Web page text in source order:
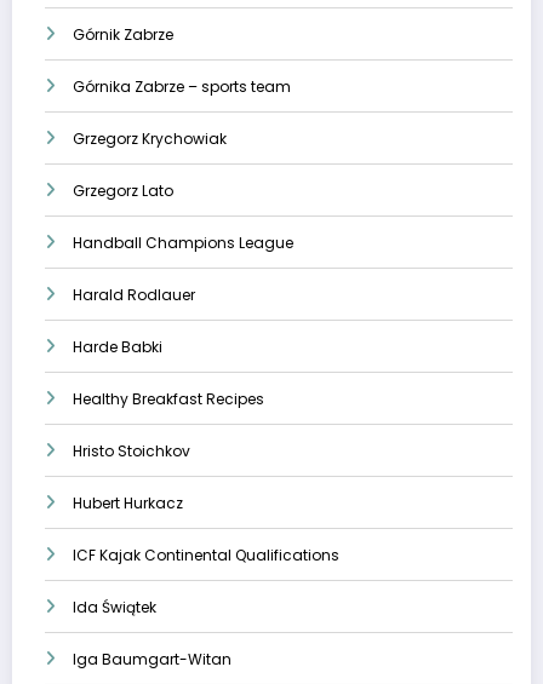
Górnik Zabrze
Górnika Zabrze – sports team
Grzegorz Krychowiak
Grzegorz Lato
Handball Champions League
Harald Rodlauer
Harde Babki
Healthy Breakfast Recipes
Hristo Stoichkov
Hubert Hurkacz
ICF Kajak Continental Qualifications
Ida Świątek
Iga Baumgart-Witan